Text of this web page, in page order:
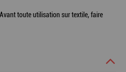
toute utilisation sur textile, faire